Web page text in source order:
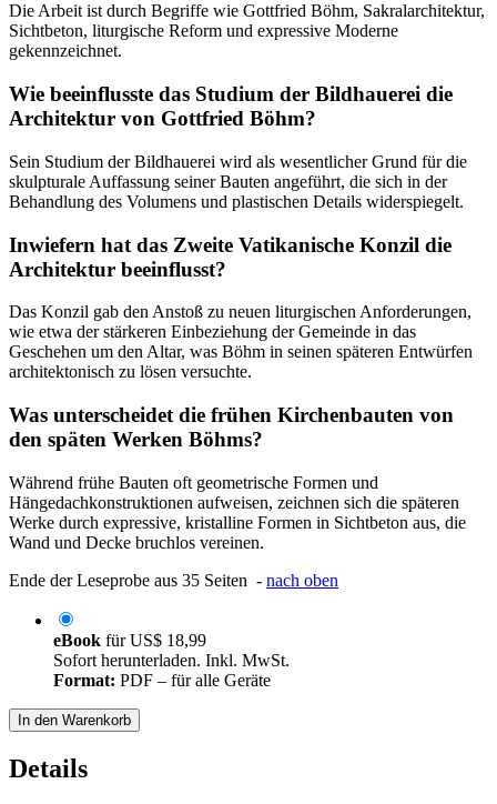
Die Arbeit ist durch Begriffe wie Gottfried Böhm, Sakralarchitektur,
Sichtbeton, liturgische Reform und expressive Moderne
gekennzeichnet.
Wie beeinflusste das Studium der Bildhauerei die
Architektur von Gottfried Böhm?
Sein Studium der Bildhauerei wird als wesentlicher Grund für die
skulpturale Auffassung seiner Bauten angeführt, die sich in der
Behandlung des Volumens und plastischen Details widerspiegelt.
Inwiefern hat das Zweite Vatikanische Konzil die
Architektur beeinflusst?
Das Konzil gab den Anstoß zu neuen liturgischen Anforderungen,
wie etwa der stärkeren Einbeziehung der Gemeinde in das
Geschehen um den Altar, was Böhm in seinen späteren Entwürfen
architektonisch zu lösen versuchte.
Was unterscheidet die frühen Kirchenbauten von
den späten Werken Böhms?
Während frühe Bauten oft geometrische Formen und
Hängedachkonstruktionen aufweisen, zeichnen sich die späteren
Werke durch expressive, kristalline Formen in Sichtbeton aus, die
Wand und Decke bruchlos vereinen.
Ende der Leseprobe aus 35 Seiten - nach oben
eBook fürUS$ 18,99
Sofort herunterladen. Inkl. MwSt.
Format: PDF – für alle Geräte
In den Warenkorb
Details